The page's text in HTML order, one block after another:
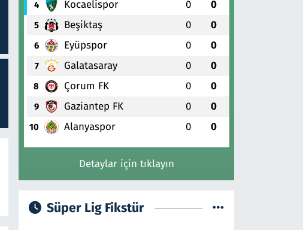
4 Kocaelispor 0 0
5 Beşiktaş 0 0
6 Eyüpspor 0 0
7 Galatasaray 0 0
8 Çorum FK 0 0
9 Gaziantep FK 0 0
10 Alanyaspor 0 0
Detaylar için tıklayın
Süper Lig Fikstür